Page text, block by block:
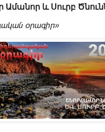
Ամանոր և Սուրբ
օրագիր»